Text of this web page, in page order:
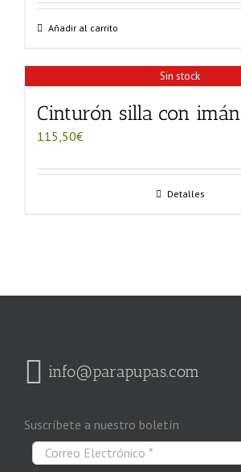
Añadir al carrito
Sin stock
Cinturón silla con imán
115,50€
Detalles
info@parapupas.com
Suscríbete a nuestro boletín